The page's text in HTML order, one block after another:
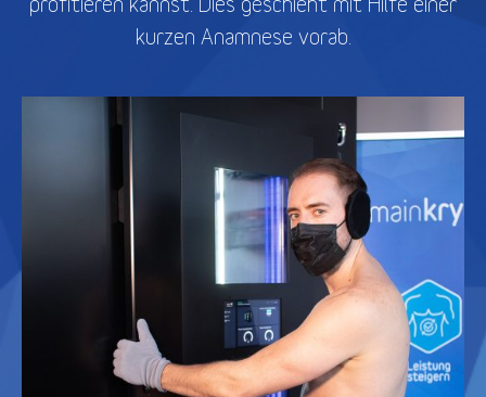
kurzen Anamnese vorab.